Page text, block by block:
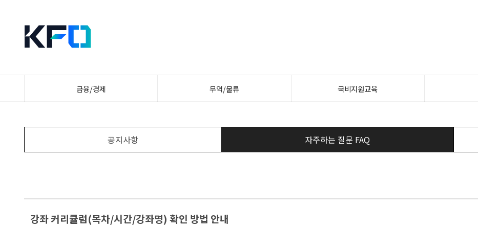
금융/경제 무역/물류 국비지원교육
공지사항 자주하는 질문 FAQ
강좌 커리큘럼(목차/시간/강좌명) 확인 방법 안내